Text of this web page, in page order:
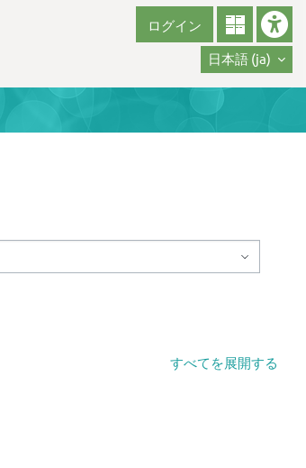
ログイン
日本語 ‎(ja)‎
すべてを展開する